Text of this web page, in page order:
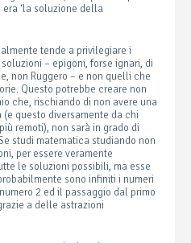
‘la soluzione della
tende a privilegiare i
– epigoni, forse ignari, di
non Ruggero – e non quelli che
Questo potrebbe creare non
che, rischiando di non avere una
questo diversamente da chi
remoti), non sarà in grado di
studi matematica studiando non
per essere veramente
le soluzioni possibili, ma esse
sono infiniti i numeri
2 ed il passaggio dal primo
a delle astrazioni